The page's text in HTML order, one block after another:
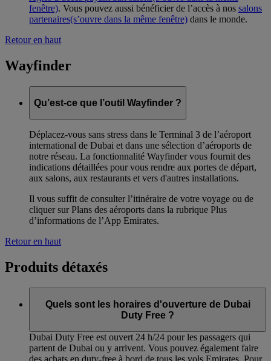
fenêtre). Vous pouvez aussi bénéficier de l’accès à nos salons
partenaires(s’ouvre dans la même fenêtre) dans le monde.
Retour en haut
Wayfinder
Qu’est-ce que l’outil Wayfinder ?
Déplacez-vous sans stress dans le Terminal 3 de l’aéroport
international de Dubai et dans une sélection d’aéroports de
notre réseau. La fonctionnalité Wayfinder vous fournit des
indications détaillées pour vous rendre aux portes de départ,
aux salons, aux restaurants et vers d'autres installations.
Il vous suffit de consulter l’itinéraire de votre voyage ou de
cliquer sur Plans des aéroports dans la rubrique Plus
d’informations de l’App Emirates.
Retour en haut
Produits détaxés
Quels sont les horaires d'ouverture de Dubai
Duty Free ?
Dubai Duty Free est ouvert 24 h/24 pour les passagers qui
partent de Dubai ou y arrivent. Vous pouvez également faire